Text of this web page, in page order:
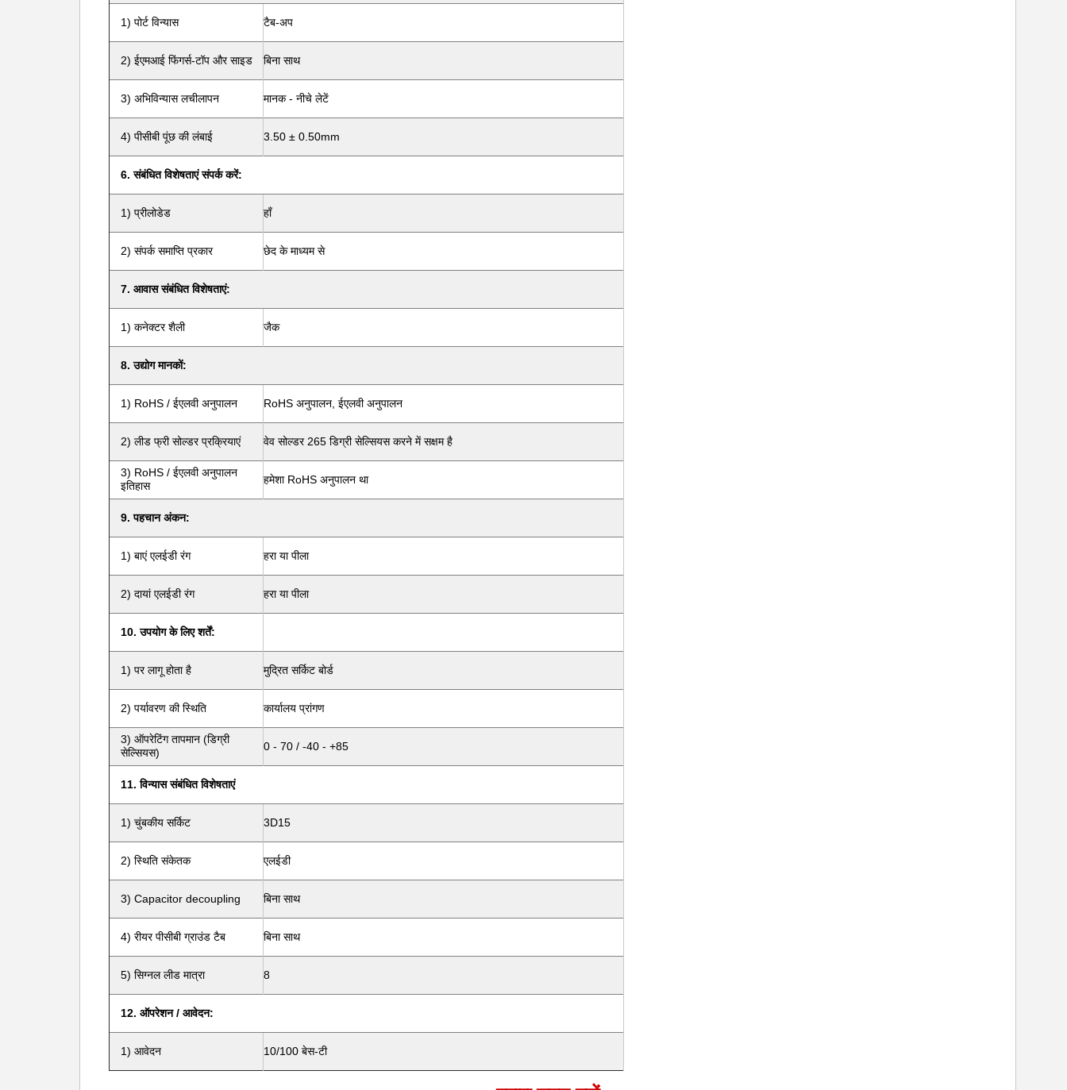
1) पोर्ट विन्यास टैब-अप
2) ईएमआई फिंगर्स-टॉप और साइड बिना साथ
3) अभिविन्यास लचीलापन मानक - नीचे लेटें
4) पीसीबी पूंछ की लंबाई 3.50 ± 0.50mm
6. संबंधित विशेषताएं संपर्क करें:
1) प्रीलोडेड हाँ
2) संपर्क समाप्ति प्रकार छेद के माध्यम से
7. आवास संबंधित विशेषताएं:
1) कनेक्टर शैली जैक
8. उद्योग मानकों:
1) RoHS / ईएलवी अनुपालन RoHS अनुपालन, ईएलवी अनुपालन
2) लीड फ्री सोल्डर प्रक्रियाएं वेव सोल्डर 265 डिग्री सेल्सियस करने में सक्षम है
3) RoHS / ईएलवी अनुपालन
इतिहास
हमेशा RoHS अनुपालन था
9. पहचान अंकन:
1) बाएं एलईडी रंग हरा या पीला
2) दायां एलईडी रंग हरा या पीला
10. उपयोग के लिए शर्तें:
1) पर लागू होता है मुद्रित सर्किट बोर्ड
2) पर्यावरण की स्थिति कार्यालय प्रांगण
3) ऑपरेटिंग तापमान (डिग्री
सेल्सियस)
0 - 70 / -40 - +85
11. विन्यास संबंधित विशेषताएं
1) चुंबकीय सर्किट 3D15
2) स्थिति संकेतक एलईडी
3) Capacitor decoupling बिना साथ
4) रीयर पीसीबी ग्राउंड टैब बिना साथ
5) सिग्नल लीड मात्रा 8
12. ऑपरेशन / आवेदन:
1) आवेदन 10/100 बेस-टी